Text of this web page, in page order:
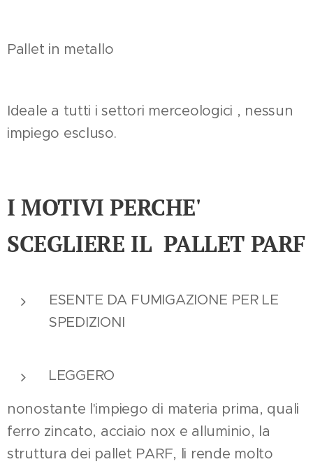
Pallet in metallo
Ideale a tutti i settori merceologici , nessun
impiego escluso.
I MOTIVI PERCHE'
SCEGLIERE IL PALLET PARF
ESENTE DA FUMIGAZIONE PER LE
SPEDIZIONI
LEGGERO
nonostante l'impiego di materia prima, quali
ferro zincato, acciaio nox e alluminio, la
struttura dei pallet PARF, li rende molto